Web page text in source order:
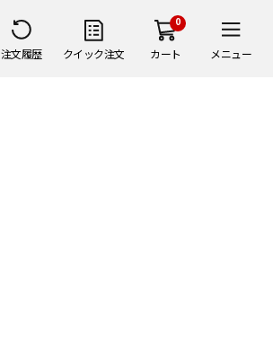
注文履歴 クイック注文
0
カート メニュー